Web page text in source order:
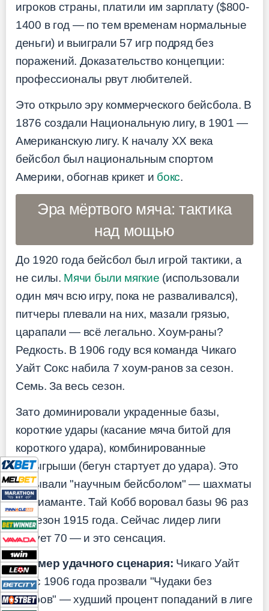
игроков страны, платили им зарплату ($800-
1400 в год — по тем временам нормальные
деньги) и выиграли 57 игр подряд без
поражений. Доказательство концепции:
профессионалы рвут любителей.
Это открыло эру коммерческого бейсбола. В
1876 создали Национальную лигу, в 1901 —
Американскую лигу. К началу XX века
бейсбол был национальным спортом
Америки, обогнав крикет и бокс.
Эра мёртвого мяча: тактика
над мощью
До 1920 года бейсбол был игрой тактики, а
не силы. Мячи были мягкие (использовали
один мяч всю игру, пока не разваливался),
питчеры плевали на них, мазали грязью,
царапали — всё легально. Хоум-раны?
Редкость. В 1906 году вся команда Чикаго
Уайт Сокс набила 7 хоум-ранов за сезон.
Семь. За весь сезон.
Зато доминировали украденные базы,
короткие удары (касание мяча битой для
короткого удара), комбинированные
розыгрыши (бегун стартует до удара). Это
называли "научным бейсболом" — шахматы
на диаманте. Тай Кобб воровал базы 96 раз
за сезон 1915 года. Сейчас лидер лиги
ворует 70 — и это сенсация.
Пример удачного сценария: Чикаго Уайт
Сокс 1906 года прозвали "Чудаки без
ударов" — худший процент попаданий в лиге